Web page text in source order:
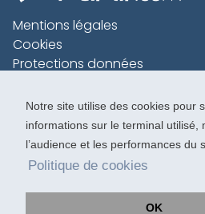
Notre site utilise des cookies pour
informations sur le terminal utilisé,
l’audience et les performances du
Politique de cookies
OK
Mentions légales
Cookies
Protections données
Charte voyageur
Copyright 1996-2026